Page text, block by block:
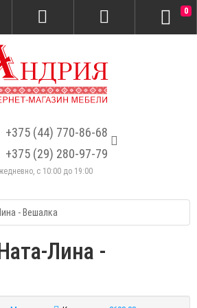
+375 (44) 770-86-68
+375 (29) 280-97-79
с 10:00 до 19:00
0
- Вешалка
Лина -